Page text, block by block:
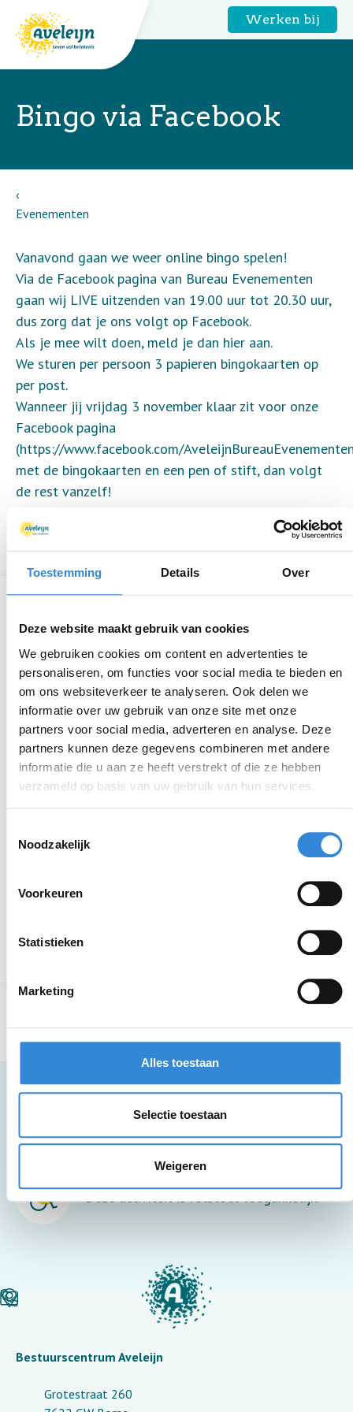
Toestemming Details Over
Deze website maakt gebruik van cookies
We gebruiken cookies om content en advertenties te
personaliseren, om functies voor social media te bieden en
om ons websiteverkeer te analyseren. Ook delen we
informatie over uw gebruik van onze site met onze
partners voor social media, adverteren en analyse. Deze
partners kunnen deze gegevens combineren met andere
informatie die u aan ze heeft verstrekt of die ze hebben
verzameld op basis van uw gebruik van hun services.
Noodzakelijk
Voorkeuren
Statistieken
Marketing
Alles toestaan
Selectie toestaan
Weigeren
Werken bij
Bingo via Facebook
Evenementen
Datum
vr 5 jan.
Tijd
19:00 - 20:30
Locatie
Online
Thema
Sport & spel
Kosten
Geen
Aanmelden is niet meer mogelijk.
Terug naar het overzicht
Vanavond gaan we weer online bingo spelen!
Via de Facebook pagina van Bureau Evenementen
gaan wij LIVE uitzenden van 19.00 uur tot 20.30 uur,
dus zorg dat je ons volgt op Facebook.
Als je mee wilt doen, meld je dan hier aan.
We sturen per persoon 3 papieren bingokaarten op
per post.
Wanneer jij vrijdag 3 november klaar zit voor onze
Facebook pagina
(https://www.facebook.com/
met de bingokaarten en een pen of stift, dan volgt
de rest vanzelf!
Iedereen speelt gratis mee!
Meer informatie
Deze activiteit is rolstoel toegankelijk.
Bestuurscentrum Aveleijn
Grotestraat 260